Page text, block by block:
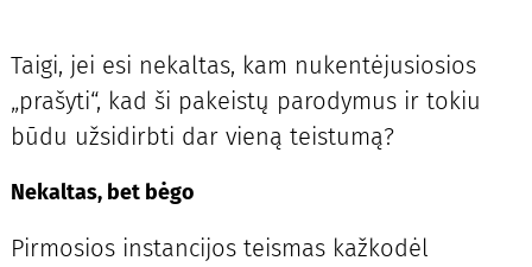
Taigi, jei esi nekaltas, kam nukentėjusiosios
„prašyti“, kad ši pakeistų parodymus ir tokiu
būdu užsidirbti dar vieną teistumą?
Nekaltas, bet bėgo
Pirmosios instancijos teismas kažkodėl